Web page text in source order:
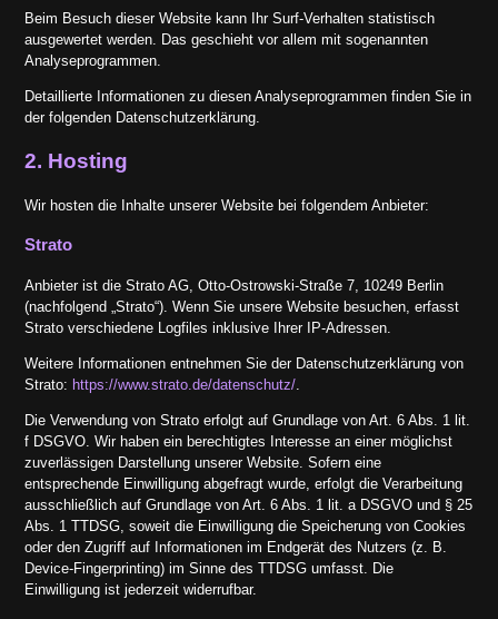
Beim Besuch dieser Website kann Ihr Surf-Verhalten statistisch
ausgewertet werden. Das geschieht vor allem mit sogenannten
Analyseprogrammen.
Detaillierte Informationen zu diesen Analyseprogrammen finden Sie in
der folgenden Datenschutzerklärung.
2. Hosting
Wir hosten die Inhalte unserer Website bei folgendem Anbieter:
Strato
Anbieter ist die Strato AG, Otto-Ostrowski-Straße 7, 10249 Berlin
(nachfolgend „Strato“). Wenn Sie unsere Website besuchen, erfasst
Strato verschiedene Logfiles inklusive Ihrer IP-Adressen.
Weitere Informationen entnehmen Sie der Datenschutzerklärung von
Strato: https://www.strato.de/datenschutz/
Die Verwendung von Strato erfolgt auf Grundlage von Art. 6 Abs. 1 lit.
f DSGVO. Wir haben ein berechtigtes Interesse an einer möglichst
zuverlässigen Darstellung unserer Website. Sofern eine
entsprechende Einwilligung abgefragt wurde, erfolgt die Verarbeitung
ausschließlich auf Grundlage von Art. 6 Abs. 1 lit. a DSGVO und § 25
Abs. 1 TTDSG, soweit die Einwilligung die Speicherung von Cookies
oder den Zugriff auf Informationen im Endgerät des Nutzers (z. B.
Device-Fingerprinting) im Sinne des TTDSG umfasst. Die
Einwilligung ist jederzeit widerrufbar.